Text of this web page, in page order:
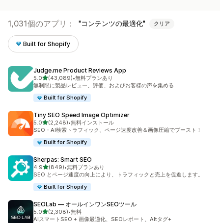
1,031個のアプリ： コンテンツの最適化 クリア
Built for Shopify
Judge.me Product Reviews App
5.05つ星中
(43,089)
合計レビュー数：43089件
•無料プランあり
無制限に製品レビュー、評価、およびお客様の声を集める
Built for Shopify
Tiny SEO Speed Image Optimizer
5.05つ星中
(2,248)
合計レビュー数：2248件
•無料インストール
SEO・AI検索トラフィック、ページ速度改善＆画像圧縮でブースト！
Built for Shopify
Sherpas: Smart SEO
4.95つ星中
(849)
合計レビュー数：849件
•無料プランあり
SEO とページ速度の向上により、トラフィックと売上を促進します。
Built for Shopify
SEOLab — オールインワンSEOツール
5.05つ星中
(2,308)
合計レビュー数：2308件
•無料
AIスマートSEO + 画像最適化、SEOレポート、Altタグ+